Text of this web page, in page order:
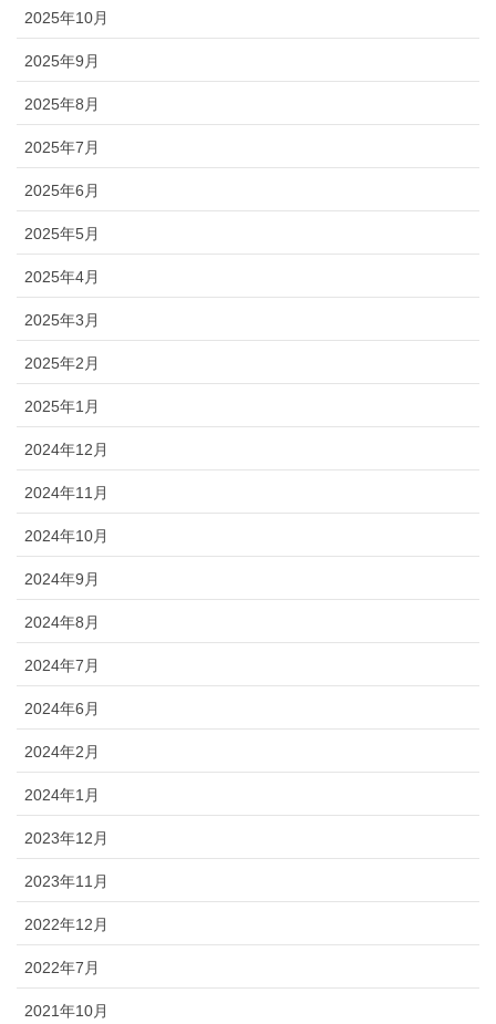
2025年10月
2025年9月
2025年8月
2025年7月
2025年6月
2025年5月
2025年4月
2025年3月
2025年2月
2025年1月
2024年12月
2024年11月
2024年10月
2024年9月
2024年8月
2024年7月
2024年6月
2024年2月
2024年1月
2023年12月
2023年11月
2022年12月
2022年7月
2021年10月